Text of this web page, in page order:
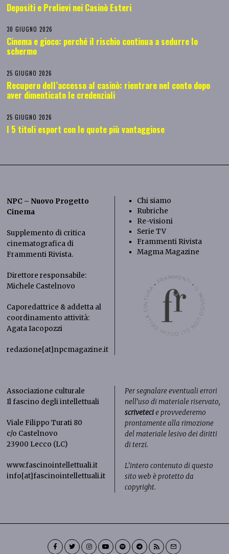
Depositi e Prelievi nei Casinò Esteri
30 GIUGNO 2026
Cinema e gioco: perché il rischio continua a sedurre lo
schermo
25 GIUGNO 2026
Recupero dell’accesso al casinò: rientrare nel conto dopo
aver dimenticato le credenziali
25 GIUGNO 2026
I 5 titoli esport con le quote più vantaggiose
NPC – Nuovo Progetto
Cinema
Supplemento di critica
cinematografica di
Frammenti Rivista.
Direttore responsabile:
Michele Castelnovo
Caporedattrice & addetta al
coordinamento attività:
Agata Iacopozzi
redazione[at]npcmagazine.it
Chi siamo
Rubriche
Re-visioni
Serie TV
Frammenti Rivista
Magma Magazine
Associazione culturale
Il fascino degli intellettuali
Viale Filippo Turati 80
c/o Castelnovo
23900 Lecco (LC)
www.fascinointellettuali.it
info[at]fascinointellettuali.it
Per segnalare eventuali errori
nell’uso di materiale riservato,
scrivetecie provvederemo
prontamente alla rimozione
del materiale lesivo dei diritti
di terzi.
L’intero contenuto di questo
sito web è protetto da
copyright.